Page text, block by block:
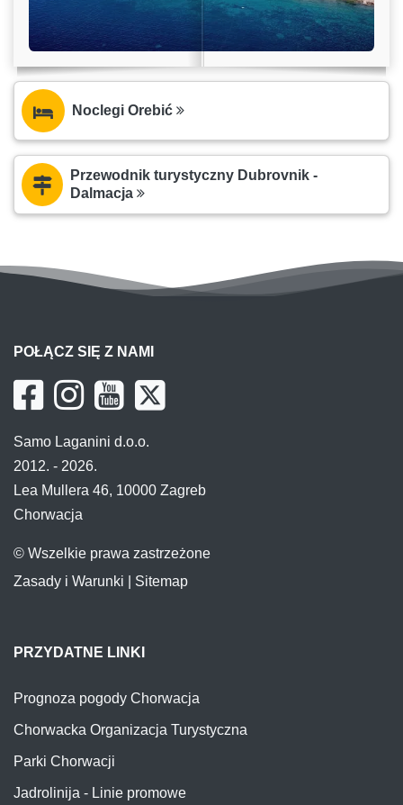
Noclegi Orebić
Przewodnik turystyczny Dubrovnik -
Dalmacja
POŁĄCZ SIĘ Z NAMI
Samo Laganini d.o.o.
2012. - 2026.
Lea Mullera 46, 10000 Zagreb
Chorwacja
© Wszelkie prawa zastrzeżone
Zasady i Warunki
Sitemap
PRZYDATNE LINKI
Prognoza pogody Chorwacja
Chorwacka Organizacja Turystyczna
Parki Chorwacji
Jadrolinija - Linie promowe